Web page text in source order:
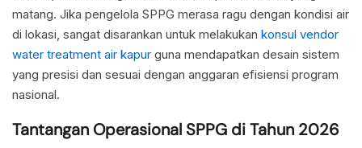
matang. Jika pengelola SPPG merasa ragu dengan kondisi air
di lokasi, sangat disarankan untuk melakukan konsul vendor
water treatment air kapur guna mendapatkan desain sistem
yang presisi dan sesuai dengan anggaran efisiensi program
nasional.
Tantangan Operasional SPPG di Tahun 2026